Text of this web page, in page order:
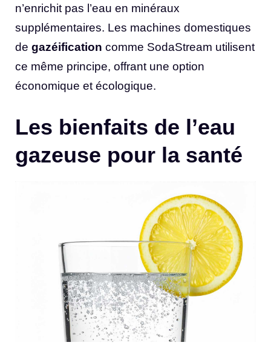
n’enrichit pas l’eau en minéraux
supplémentaires. Les machines domestiques
de gazéification comme SodaStream utilisent
ce même principe, offrant une option
économique et écologique.
Les bienfaits de l’eau
gazeuse pour la santé